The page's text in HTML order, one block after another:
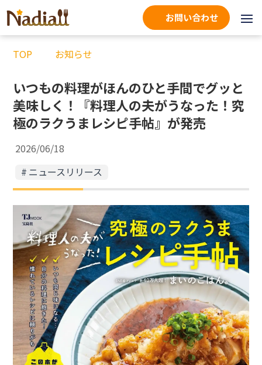
お問い合わせ
TOP お知らせ
いつもの料理がほんのひと手間でグッと
美味しく！『料理人の夫がうなった！究
極のラクうまレシピ手帖』が発売
2026/06/18
ニュースリリース